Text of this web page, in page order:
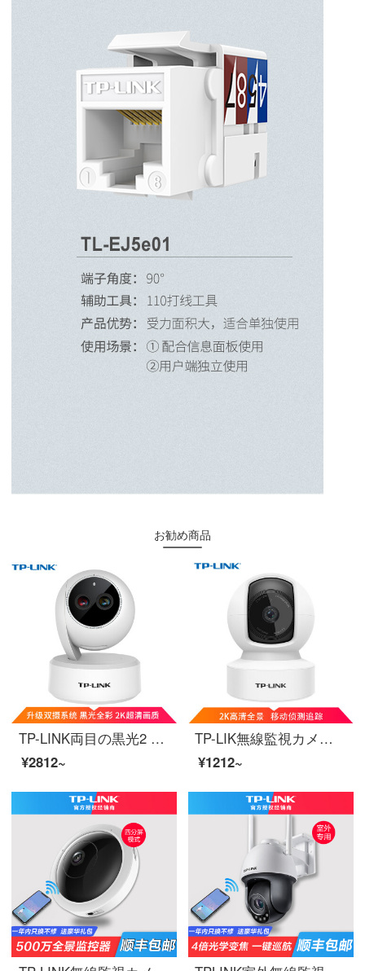
お勧め商品
TP-LINK両目の黒光2 Kハイビジョンフルカラー無線監視カメラ300万ダブルカメラ家庭用スマートネットワークセキュリティモニタ360度のパノラマwifi遠隔IPC 43 AN
¥2812~
TP-LIK無線監視カメラ2 Kハイビジョン300万雲台家庭用スマートネットワーク家庭安全監視カメラ360パノラマwifi携帯電話遠隔IPC 43 CH
¥1212~